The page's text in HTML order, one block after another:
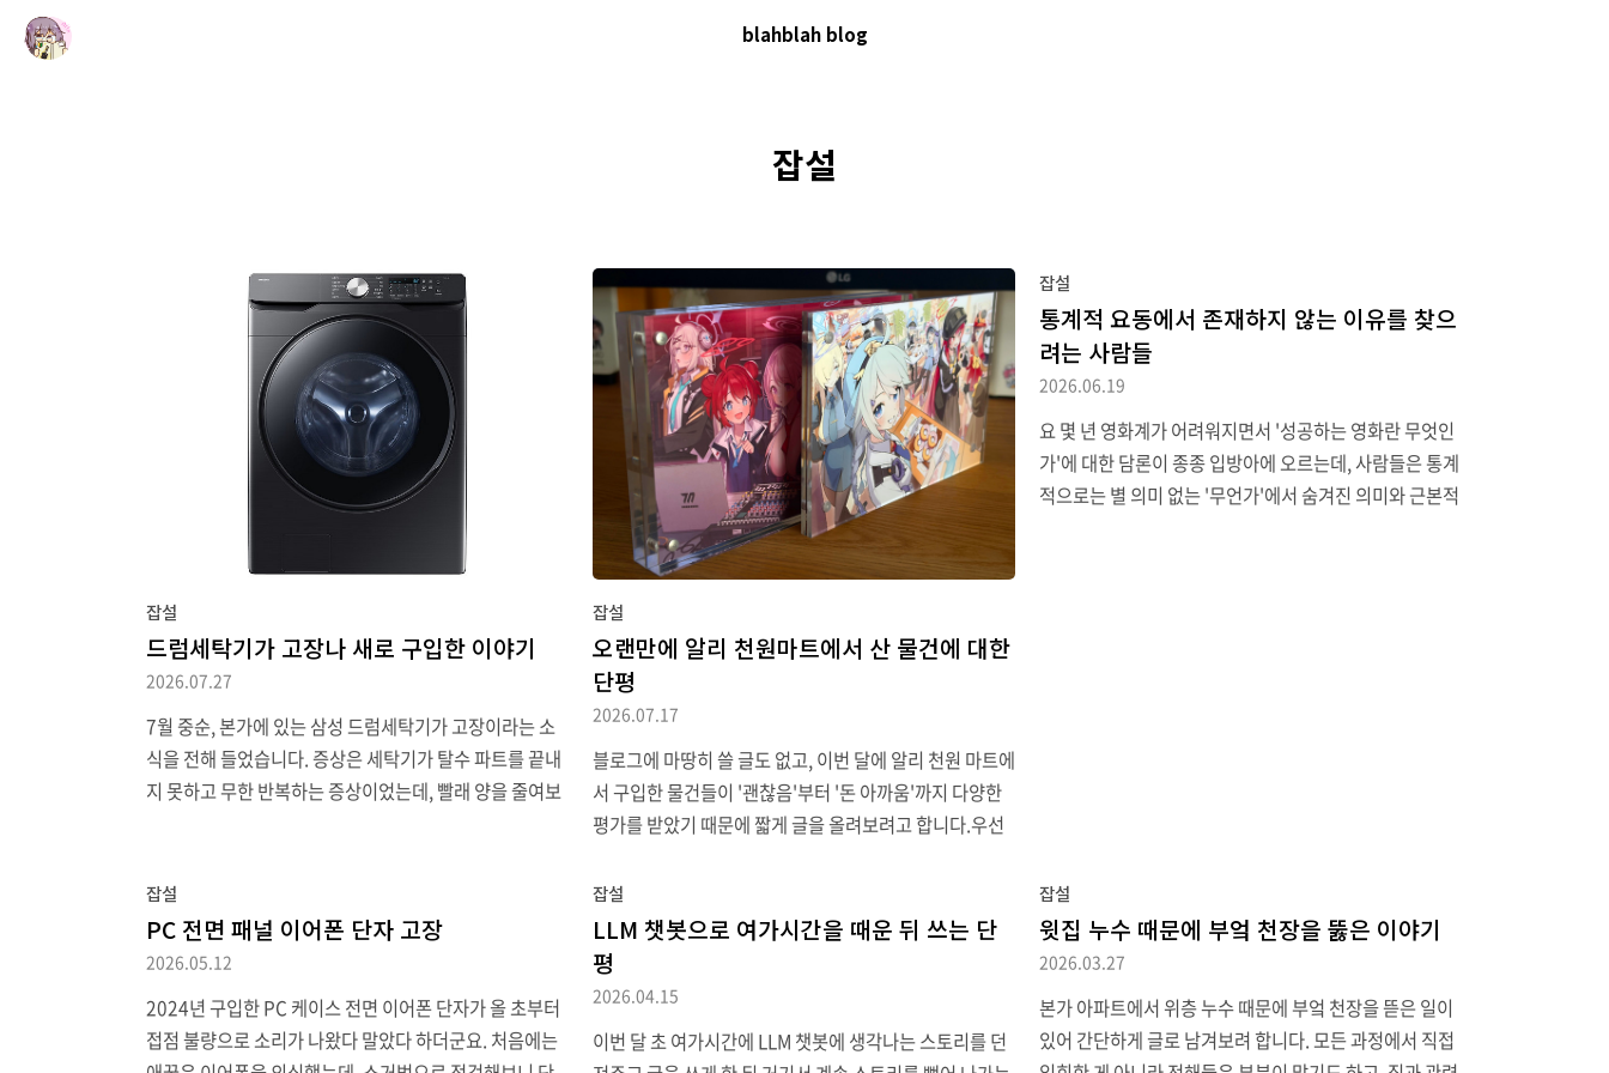
blahblah blog
잡설
잡설
드럼세탁기가 고장나 새로 구입한 이야기
2026.07.27
7월 중순, 본가에 있는 삼성 드럼세탁기가 고장이라는 소
식을 전해 들었습니다. 증상은 세탁기가 탈수 파트를 끝내
지 못하고 무한 반복하는 증상이었는데, 빨래 양을 줄여보
하지만 요즘 고객센터가 으레 그렇듯 사람과 연결하는 게
정말 힘들었습니다. 처음에는 ARS로 전화했더니 대기 상
태로 걸어놓다 시간이 초과되었다며 끊어 버리더군요. 그
봇'과 상담하라며 아예 수리 엔지니어 배정 단계로 넘어가
지도 않더군요. 몇 번 시도하다 차라리 전화 대기열 '뺑뺑
잡설
오랜만에 알리 천원마트에서 산 물건에 대한
단평
2026.07.17
블로그에 마땅히 쓸 글도 없고, 이번 달에 알리 천원 마트에
서 구입한 물건들이 '괜찮음'부터 '돈 아까움'까지 다양한
평가를 받았기 때문에 짧게 글을 올려보려고 합니다.우선
서 쓰던 타이머가 고장 났기 때문입니다. 타이머는 다 똑같
지, 하며 다이소에서 2천 원짜리 제품을 구입했지만 알람
소리가 작고 자석이 약해 냉장고에는 안 붙고 도색 없는 철
판에만 붙을 정도여서 알리 제품을 사보면 어떨까 싶어 구
세 개(분/초/시작)가 달린 제품을 살펴보다 관련 제품으로
잡설
통계적 요동에서 존재하지 않는 이유를 찾으
려는 사람들
2026.06.19
요 몇 년 영화계가 어려워지면서 '성공하는 영화란 무엇인
가'에 대한 담론이 종종 입방아에 오르는데, 사람들은 통계
적으로는 별 의미 없는 '무언가'에서 숨겨진 의미와 근본적
잡설
PC 전면 패널 이어폰 단자 고장
2026.05.12
2024년 구입한 PC 케이스 전면 이어폰 단자가 올 초부터
접점 불량으로 소리가 나왔다 말았다 하더군요. 처음에는
잡설
LLM 챗봇으로 여가시간을 때운 뒤 쓰는 단
평
2026.04.15
이번 달 초 여가시간에 LLM 챗봇에 생각나는 스토리를 던
잡설
윗집 누수 때문에 부엌 천장을 뚫은 이야기
2026.03.27
본가 아파트에서 위층 누수 때문에 부엌 천장을 뜯은 일이
있어 간단하게 글로 남겨보려 합니다. 모든 과정에서 직접